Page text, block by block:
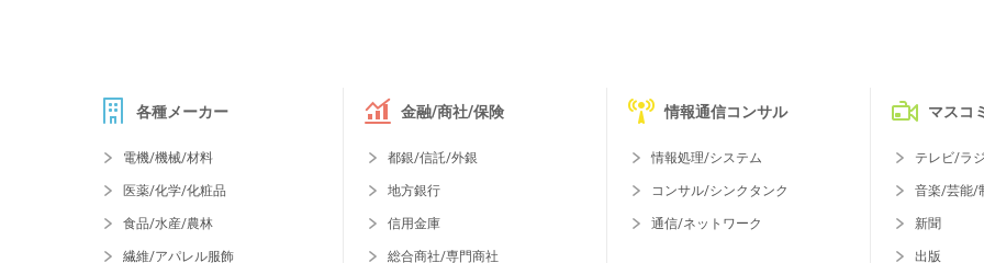
各種メーカー
電機/機械/材料
医薬/化学/化粧品
食品/水産/農林
繊維/アパレル服飾
金融/商社/保険
都銀/信託/外銀
地方銀行
信用金庫
総合商社/専門商社
情報通信コンサル
情報処理/システム
コンサル/シンクタンク
通信/ネットワーク
マスコミ
テレビ/ラ
音楽/芸能/
新聞
出版